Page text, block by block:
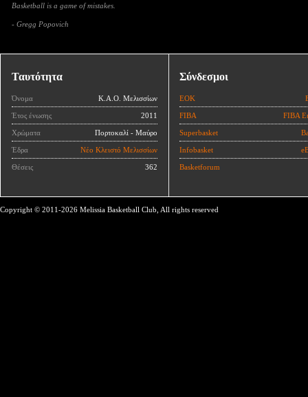
Basketball is a game of mistakes.
- Gregg Popovich
Ταυτότητα
Όνομα Κ.Α.Ο. Μελισσίων
Έτος ένωσης 2011
Χρώματα Πορτοκαλί - Μαύρο
Έδρα Νέο Κλειστό Μελισσίων
Θέσεις 362
Σύνδεσμοι
ΕΟΚ
FIBA FIBA
Superbasket
Infobasket
Basketforum
Copyright © 2011-2026 Melissia Basketball Club, All rights reserved